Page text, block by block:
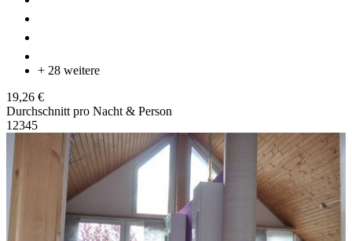
+ 28 weitere
19,26 €
Durchschnitt pro Nacht & Person
12345